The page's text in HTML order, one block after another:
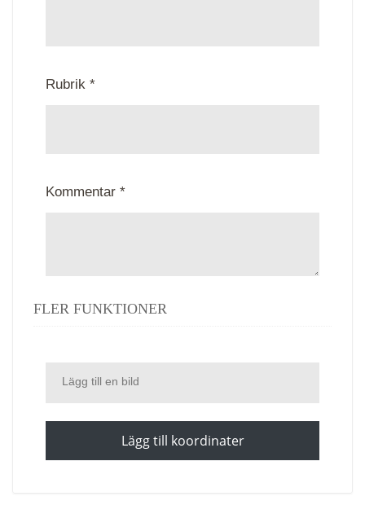
Rubrik *
Kommentar *
FLER FUNKTIONER
Lägg till en bild
Lägg till koordinater